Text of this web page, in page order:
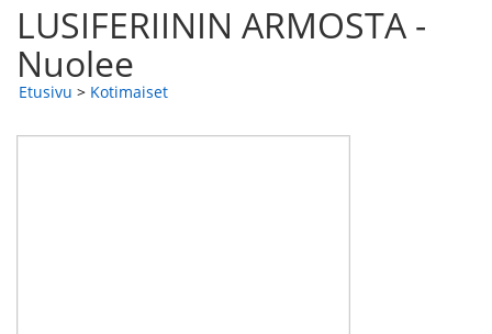
LUSIFERIININ ARMOSTA -
Nuolee
Etusivu > Kotimaiset